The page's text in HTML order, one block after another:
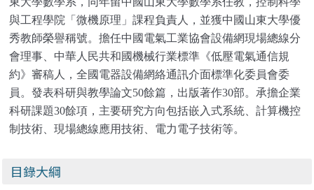
與工程學院「微機原理」課程負責人，並獲中國山東大學優
秀教師榮譽稱號。擔任中國電氣工業協會設備網現場總線分
會理事、中華人民共和國機械行業標準《低壓電氣通信規
約》審稿人，全國電器設備網絡通訊介面標準化委員會委
員。發表科研與教學論文50餘篇，出版著作30部。承擔企業
科研課題30餘項，主要研究方向包括嵌入式系統、計算機控
制技術、現場總線應用技術、電力電子技術等。
目錄大綱